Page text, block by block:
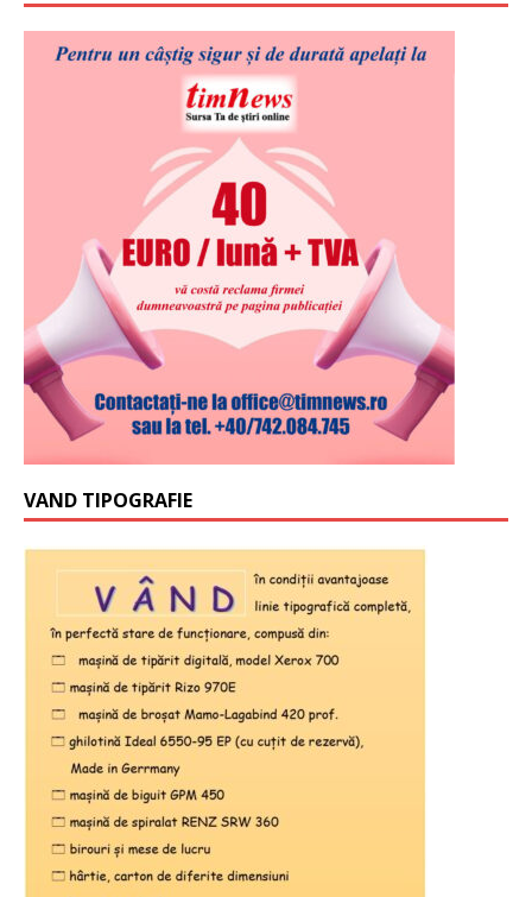
VAND TIPOGRAFIE